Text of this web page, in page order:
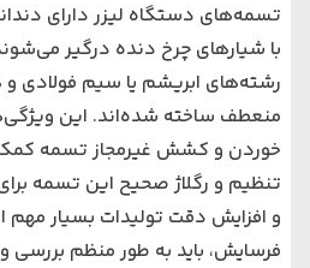
تسمه‌های دستگاه لیزر دارای
با شیارهای چرخ‌ دنده درگیر
رشته‌های ابریشم یا سیم فولادی
منعطف ساخته شده‌اند. این
خوردن و کشش غیرمجاز تسمه
تنظیم و رگلاژ صحیح این تسمه
و افزایش دقت تولیدات بسیار
فرسایش، باید به طور منظم